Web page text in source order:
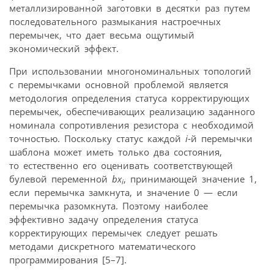
металлизированной заготовки в десятки раз путем
последовательного размыкания настроечных
перемычек, что дает весьма ощутимый
экономический эффект.
При использовании многономинальных топологий
с перемычками основной проблемой является
методология определения статуса корректирующих
перемычек, обеспечивающих реализацию заданного
номинала сопротивления резистора с необходимой
точностью. Поскольку статус каждой i‑й перемычки
шаблона может иметь только два состояния,
то естественно его оценивать соответствующей
булевой переменной bxi, принимающей значение 1,
если перемычка замкнута, и значение 0 — если
перемычка разомкнута. Поэтому наиболее
эффективно задачу определения статуса
корректирующих перемычек следует решать
методами дискретного математического
программирования [5–7].